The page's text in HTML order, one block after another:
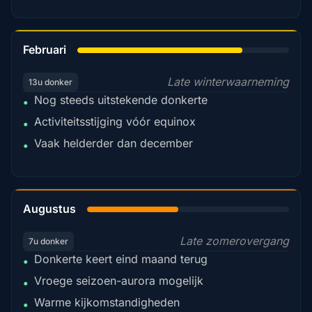
Februari
13u donker
Late winterwaarneming
• Nog steeds uitstekende donkerte
• Activiteitsstijging vóór equinox
• Vaak helderder dan december
Augustus
7u donker
Late zomerovergang
• Donkerte keert eind maand terug
• Vroege seizoen-aurora mogelijk
• Warme kijkomstandigheden